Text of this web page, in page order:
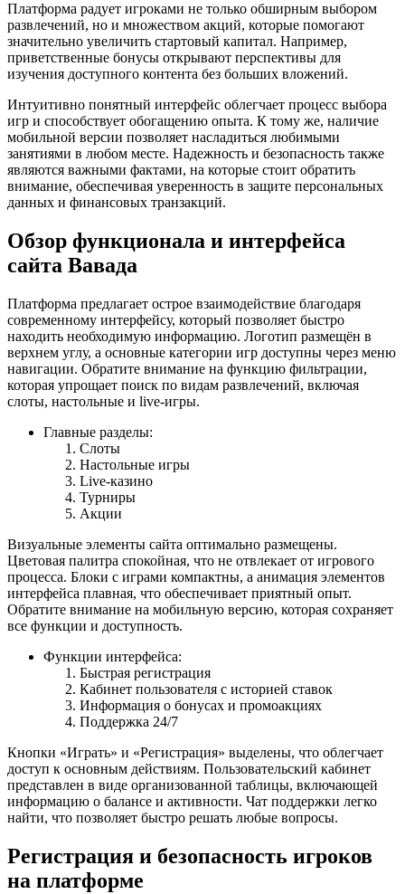
Платформа радует игроками не только обширным выбором
развлечений, но и множеством акций, которые помогают
значительно увеличить стартовый капитал. Например,
приветственные бонусы открывают перспективы для
изучения доступного контента без больших вложений.
Интуитивно понятный интерфейс облегчает процесс выбора
игр и способствует обогащению опыта. К тому же, наличие
мобильной версии позволяет насладиться любимыми
занятиями в любом месте. Надежность и безопасность также
являются важными фактами, на которые стоит обратить
внимание, обеспечивая уверенность в защите персональных
данных и финансовых транзакций.
Обзор функционала и интерфейса
сайта Вавада
Платформа предлагает острое взаимодействие благодаря
современному интерфейсу, который позволяет быстро
находить необходимую информацию. Логотип размещён в
верхнем углу, а основные категории игр доступны через меню
навигации. Обратите внимание на функцию фильтрации,
которая упрощает поиск по видам развлечений, включая
слоты, настольные и live-игры.
Главные разделы:
Слоты
Настольные игры
Live-казино
Турниры
Акции
Визуальные элементы сайта оптимально размещены.
Цветовая палитра спокойная, что не отвлекает от игрового
процесса. Блоки с играми компактны, а анимация элементов
интерфейса плавная, что обеспечивает приятный опыт.
Обратите внимание на мобильную версию, которая сохраняет
все функции и доступность.
Функции интерфейса:
Быстрая регистрация
Кабинет пользователя с историей ставок
Информация о бонусах и промоакциях
Поддержка 24/7
Кнопки «Играть» и «Регистрация» выделены, что облегчает
доступ к основным действиям. Пользовательский кабинет
представлен в виде организованной таблицы, включающей
информацию о балансе и активности. Чат поддержки легко
найти, что позволяет быстро решать любые вопросы.
Регистрация и безопасность игроков
на платформе